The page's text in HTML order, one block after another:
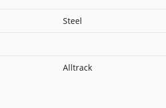
Steel
Alltrack